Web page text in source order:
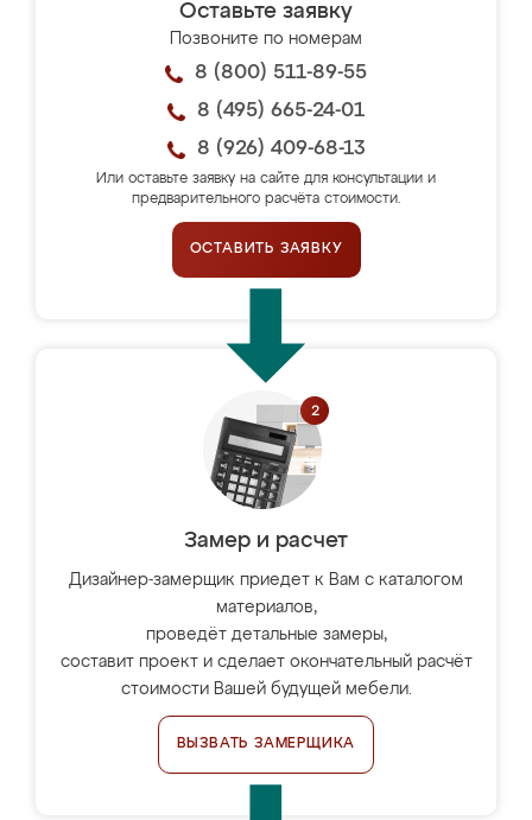
Оставьте заявку
Позвоните по номерам
8 (800) 511-89-55
8 (495) 665-24-01
8 (926) 409-68-13
Или оставьте заявку на сайте для консультации и
предварительного расчёта стоимости.
ОСТАВИТЬ ЗАЯВКУ
Замер и расчет
Дизайнер-замерщик приедет к Вам с каталогом
материалов,
проведёт детальные замеры,
составит проект и сделает окончательный расчёт
стоимости Вашей будущей мебели.
ВЫЗВАТЬ ЗАМЕРЩИКА